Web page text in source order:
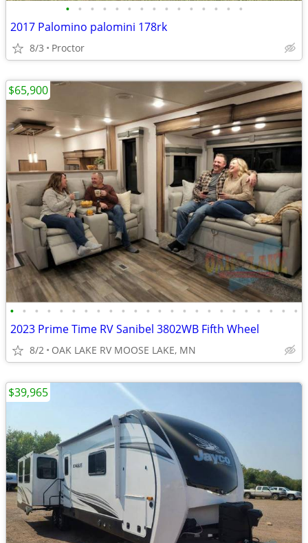
• • • • • • • • • • • • • • •
2017 Palomino palomini 178rk
8/3 Proctor
• • • • • • • • • • • • • • • • • • • • • • • •
2023 Prime Time RV Sanibel 3802WB Fifth Wheel
8/2 OAK LAKE RV MOOSE LAKE, MN
$65,900
$39,965